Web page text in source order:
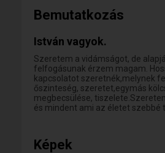
Bemutatkozás
István vagyok.
Szeretem a vidámságot, de
felfogásunak érzem magam.
kapcsolatot szeretnék,melynek
őszinteség, szeretet,egymás
megbecsülése,
és mindent ami az életet szebbé
Képek